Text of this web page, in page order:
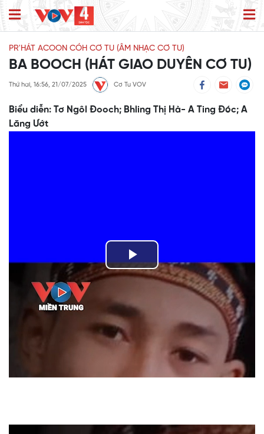
PR'HÁT ACOON CÓH CƠ TU (ÂM NHẠC CƠ TU)
BA BOOCH (HÁT GIAO DUYÊN CƠ TU)
Thứ hai, 16:56, 21/07/2025 Cơ Tu VOV
Biểu diễn: Tơ Ngôl Đooch; Bhling Thị Hà- A Ting Đóc; A
Lăng Ướt
Play